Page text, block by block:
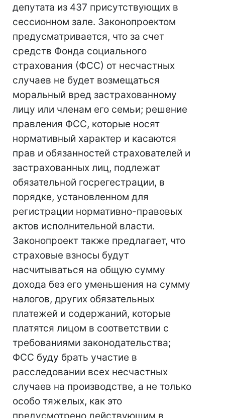
депутата из 437 присутствующих в
сессионном зале. Законопроектом
предусматривается, что за счет
средств Фонда социального
страхования (ФСС) от несчастных
случаев не будет возмещаться
моральный вред застрахованному
лицу или членам его семьи; решение
правления ФСС, которые носят
нормативный характер и касаются
прав и обязанностей страхователей и
застрахованных лиц, подлежат
обязательной госрегестрации, в
порядке, установленном для
регистрации нормативно-правовых
актов исполнительной власти.
Законопроект также предлагает, что
страховые взносы будут
насчитываться на общую сумму
дохода без его уменьшения на сумму
налогов, других обязательных
платежей и содержаний, которые
платятся лицом в соответствии с
требованиями законодательства;
ФСС буду брать участие в
расследовании всех несчастных
случаев на производстве, а не только
особо тяжелых, как это